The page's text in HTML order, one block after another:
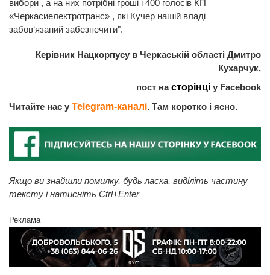
вибори , а на них потрібні гроші і 400 голосів КП
«Черкасиелектротранс» , які Кучер нашій владі
забов‘язаний забезпечити".
Керівник Нацкорпусу в Черкаській області Дмитро
Кухарчук,
пост насторінці у Facebook
Читайте нас у Telegram-каналі. Там коротко і ясно.
Якщо ви знайшли помилку, будь ласка, виділіть частину
тексту і натисніть Ctrl+Enter
Реклама